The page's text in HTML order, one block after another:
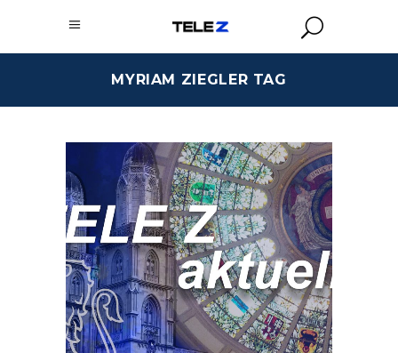
MYRIAM ZIEGLER TAG